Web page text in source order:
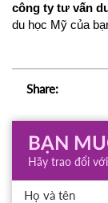
công ty tư vấn
du học Mỹ của
Share:
BẠN
Hãy trao đổi
Họ và tên